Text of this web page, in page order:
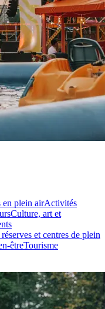
en plein airActivités
Culture, art et
et centres de plein
êtreTourisme